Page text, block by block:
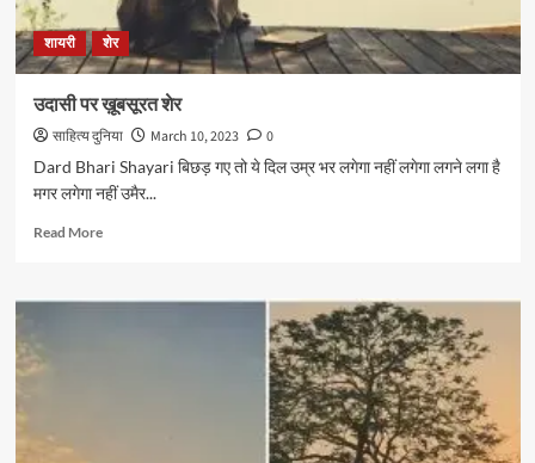
शायरी शेर
उदासी पर ख़ूबसूरत शेर
साहित्य दुनिया March 10, 2023
0
Dard Bhari Shayari बिछड़ गए तो ये दिल उम्र भर लगेगा नहीं लगेगा लगने लगा है
मगर लगेगा नहीं उमैर...
Read MoreRead
उदासी